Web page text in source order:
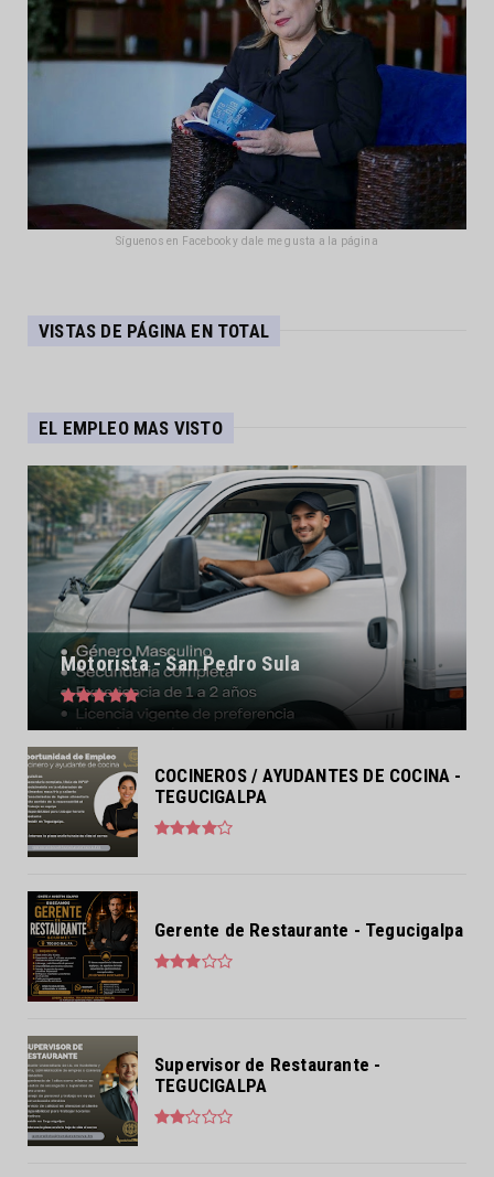
Síguenos en Facebook y dale me gusta a la página
VISTAS DE PÁGINA EN TOTAL
EL EMPLEO MAS VISTO
Motorista - San Pedro Sula
COCINEROS / AYUDANTES DE COCINA -
TEGUCIGALPA
Gerente de Restaurante - Tegucigalpa
Supervisor de Restaurante -
TEGUCIGALPA